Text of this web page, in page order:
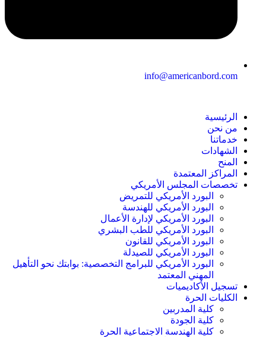
info@americanbord.com
الرئيسية
من نحن
خدماتنا
الشهادات
المنح
المراكز المعتمدة
تخصصات المجلس الأمريكي
البورد الأمريكي للتمريض
البورد الأمريكي للهندسة
البورد الأمريكي لإدارة الأعمال
البورد الأمريكي للطب البشري
البورد الأمريكي للقانون
البورد الأمريكي للصيدلة
البورد الأمريكي للبرامج التخصصية: بوابتك نحو التأهيل
المهني المعتمد
تسجيل الأكاديميات
الكليات الحرة
كلية المدربين
كلية الجودة
كلية الهندسة الاجتماعية الحرة